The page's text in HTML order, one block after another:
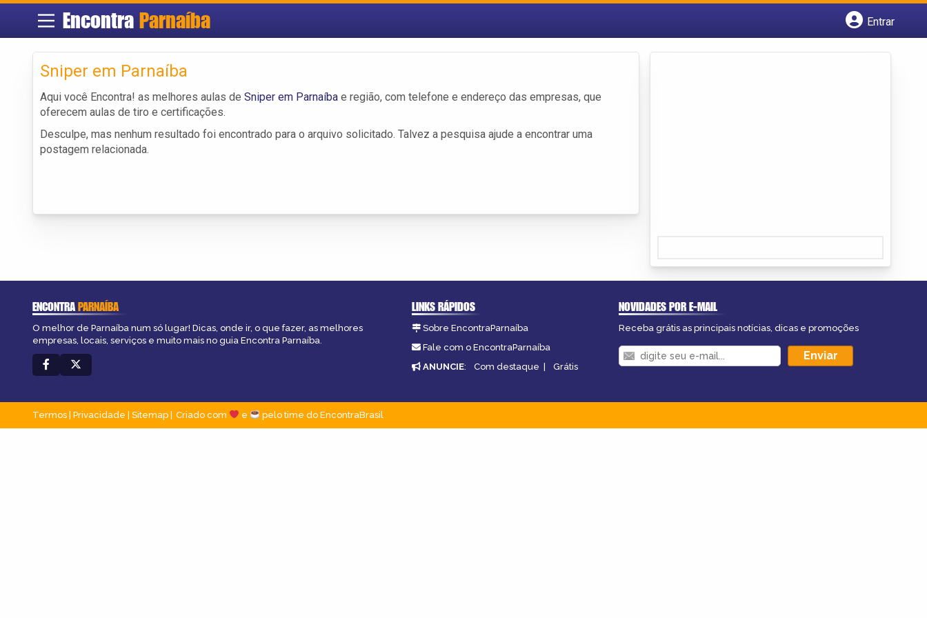
Encontra Parnaíba
Entrar
Sniper em Parnaíba
Aqui você Encontra! as melhores aulas de Sniper em Parnaíba e região, com telefone e endereço das empresas, que
oferecem aulas de tiro e certificações.
Desculpe, mas nenhum resultado foi encontrado para o arquivo solicitado. Talvez a pesquisa ajude a encontrar uma
postagem relacionada.
ENCONTRAPARNAÍBA
O melhor de Parnaíba num só lugar! Dicas, onde ir, o que fazer, as melhores
empresas, locais, serviços e muito mais no guia Encontra Parnaíba.
LINKS RÁPIDOS
Sobre EncontraParnaíba
Fale com o EncontraParnaíba
ANUNCIE: Com destaque | Grátis
NOVIDADES POR E-MAIL
Receba grátis as principais notícias, dicas e promoções
Termos Privacidade Sitemap Criado com e pelo time do EncontraBrasil